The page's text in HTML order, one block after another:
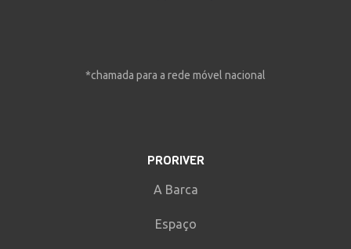
*chamada para a rede móvel nacional
PRORIVER
A Barca
Espaço